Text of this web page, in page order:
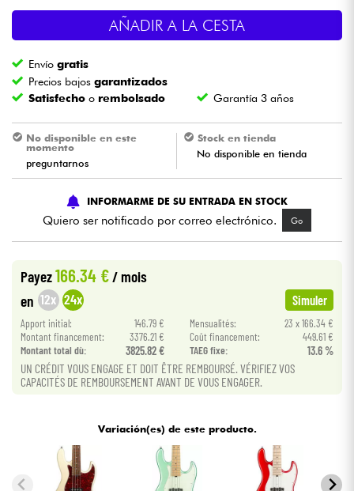
Batería y percusión
Vientos
Violines y cuarteto
Niños
HiFi
Bundle
AÑADIR A LA CESTA
Envíogratis
Precios bajosgarantizados
Satisfecho o rembolsado Garantía 3 años
No disponible en este
momento
preguntarnos
Stock en tienda
No disponible en tienda
INFORMARME DE SU ENTRADA EN STOCK
Quiero ser notificado por correo electrónico. Go
Payez166.34 € / mois
en 12x 24x Simuler
Apport initial: 146.79 € Mensualités:
23 x 166.34 €
Montant financement:
3376.21 € Coût financement:
449.61 €
Montant total dù:
3825.82 € TAEG fixe: 13.6 %
UN CRÉDIT VOUS ENGAGE ET DOIT ÊTRE REMBOURSÉ. VÉRIFIEZ VOS
CAPACITÉS DE REMBOURSEMENT AVANT DE VOUS ENGAGER.
Variación(es) de este producto.